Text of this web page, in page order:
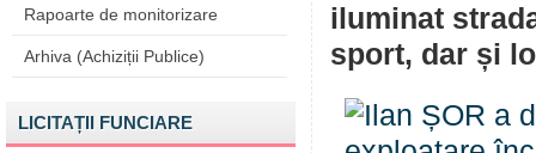
Rapoarte de monitorizare
Arhiva (Achiziții Publice)
LICITAȚII FUNCIARE
iluminat
sport, dar și